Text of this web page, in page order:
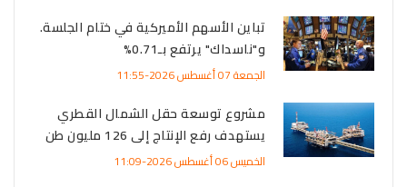
تباين الأسهم الأميركية في ختام الجلسة.
و"ناسداك" يرتفع بـ0.71%
الجمعة 07 أغسطس 2026-11:55
مشروع توسعة حقل الشمال القطري
يستهدف رفع الإنتاج إلى 126 مليون طن
الخميس 06 أغسطس 2026-11:09